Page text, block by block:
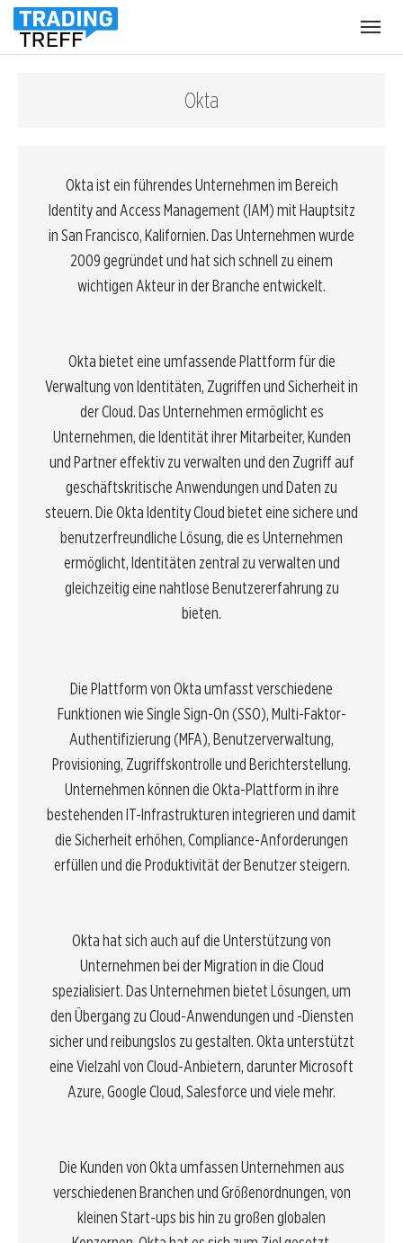
Okta
Okta ist ein führendes Unternehmen im Bereich
Identity and Access Management (IAM) mit Hauptsitz
in San Francisco, Kalifornien. Das Unternehmen wurde
2009 gegründet und hat sich schnell zu einem
wichtigen Akteur in der Branche entwickelt.
Okta bietet eine umfassende Plattform für die
Verwaltung von Identitäten, Zugriffen und Sicherheit in
der Cloud. Das Unternehmen ermöglicht es
Unternehmen, die Identität ihrer Mitarbeiter, Kunden
und Partner effektiv zu verwalten und den Zugriff auf
geschäftskritische Anwendungen und Daten zu
steuern. Die Okta Identity Cloud bietet eine sichere und
benutzerfreundliche Lösung, die es Unternehmen
ermöglicht, Identitäten zentral zu verwalten und
gleichzeitig eine nahtlose Benutzererfahrung zu
bieten.
Die Plattform von Okta umfasst verschiedene
Funktionen wie Single Sign-On (SSO), Multi-Faktor-
Authentifizierung (MFA), Benutzerverwaltung,
Provisioning, Zugriffskontrolle und Berichterstellung.
Unternehmen können die Okta-Plattform in ihre
bestehenden IT-Infrastrukturen integrieren und damit
die Sicherheit erhöhen, Compliance-Anforderungen
erfüllen und die Produktivität der Benutzer steigern.
Okta hat sich auch auf die Unterstützung von
Unternehmen bei der Migration in die Cloud
spezialisiert. Das Unternehmen bietet Lösungen, um
den Übergang zu Cloud-Anwendungen und -Diensten
sicher und reibungslos zu gestalten. Okta unterstützt
eine Vielzahl von Cloud-Anbietern, darunter Microsoft
Azure, Google Cloud, Salesforce und viele mehr.
Die Kunden von Okta umfassen Unternehmen aus
verschiedenen Branchen und Größenordnungen, von
kleinen Start-ups bis hin zu großen globalen